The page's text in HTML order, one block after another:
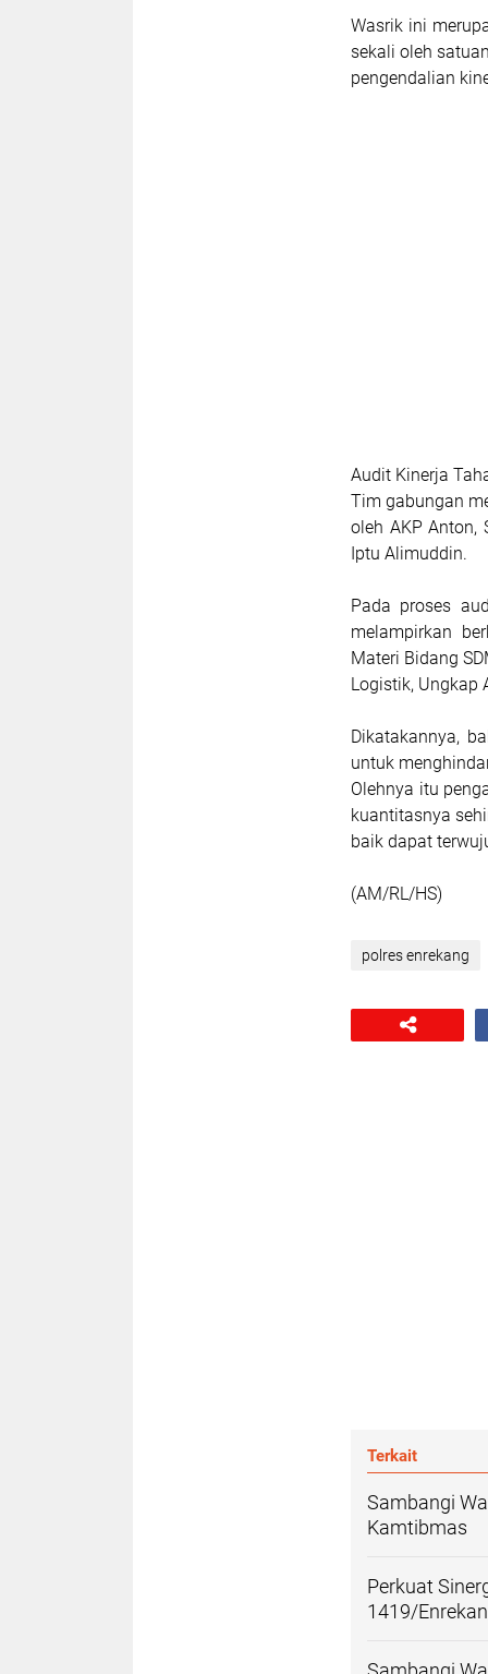
Wasrik ini
sekali oleh
pengendalian
Audit Kinerja
Tim gabungan
oleh AKP Anton,
Iptu Alimuddin.
Pada proses
melampirkan
Materi Bidang
Logistik, Ungkap
Dikatakannya,
untuk
Olehnya itu
kuantitasnya
baik dapat
(AM/RL/HS)
polres enrekang
Terkait
Sambangi
Kamtibmas
Perkuat
1419/